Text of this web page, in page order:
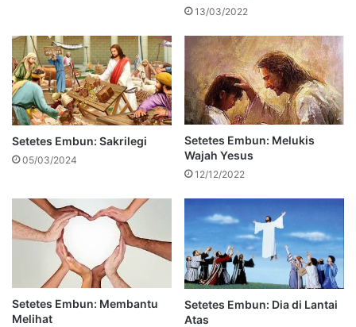
13/03/2022
Setetes Embun: Sakrilegi
05/03/2024
Setetes Embun: Melukis
Wajah Yesus
12/12/2022
Setetes Embun: Membantu
Melihat
Setetes Embun: Dia di Lantai
Atas